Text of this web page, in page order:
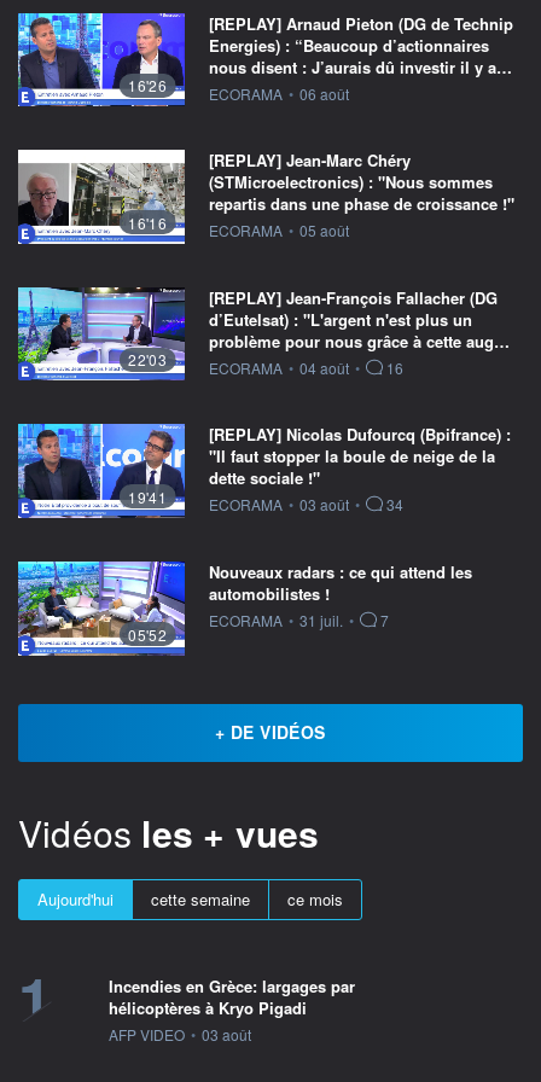
16'26
[REPLAY] Arnaud Pieton (DG de Technip
Energies) : “Beaucoup d’actionnaires
nous disent : J’aurais dû investir il y a…
information fournie par
ECORAMA • 06 août
16'16
[REPLAY] Jean-Marc Chéry
(STMicroelectronics) : "Nous sommes
repartis dans une phase de croissance !"
information fournie par
ECORAMA • 05 août
22'03
[REPLAY] Jean-François Fallacher (DG
d’Eutelsat) : "L'argent n'est plus un
problème pour nous grâce à cette aug…
information fournie par
ECORAMA • 04 août • 16
19'41
[REPLAY] Nicolas Dufourcq (Bpifrance) :
"Il faut stopper la boule de neige de la
dette sociale !"
information fournie par
ECORAMA • 03 août • 34
05'52
Nouveaux radars : ce qui attend les
automobilistes !
information fournie par
ECORAMA • 31 juil. • 7
+ DE VIDÉOS
Vidéos les + vues
Aujourd'hui cette semaine ce mois
1
Incendies en Grèce: largages par
hélicoptères à Kryo Pigadi
information fournie par
AFP VIDEO • 03 août